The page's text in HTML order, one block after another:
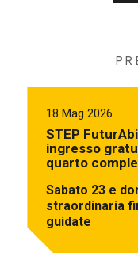
18 Mag 2026
STEP
ingresso
quarto
Sabato 23 e
straordinaria
guidate